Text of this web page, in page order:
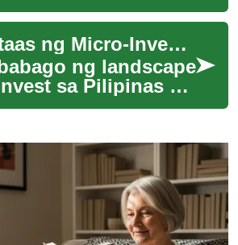
ang pamilyar na
internal combustion
paa...
Ang Pagtaas ng Micro-Investing: Paano Binabago ng Maliliit na Halaga ang Pag-iinvest ng mga Pilipino
ng landscape
sa Pilipinas ay
ng mga bagong
para sa mga